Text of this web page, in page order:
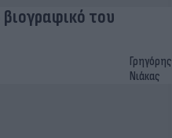
του
Γρηγόρης
Νιάκας